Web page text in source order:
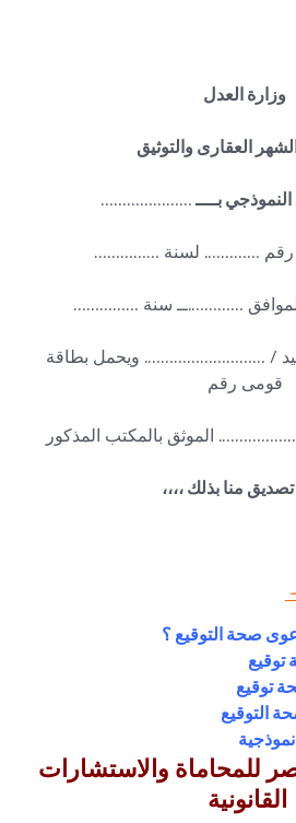
وزارة العدل
العقارى والتوثيق
بــــ…………………
رقم …………. لسنة ……………
………….ــ سنة ……………
/ ………………………. ويحمل بطاقة
قومى رقم
الموثق بالمكتب المذكور
منا بذلك ،،،،
صحة التوقيع ؟
توقيع
التوقيع
للمحاماة والاستشارات
القانونية